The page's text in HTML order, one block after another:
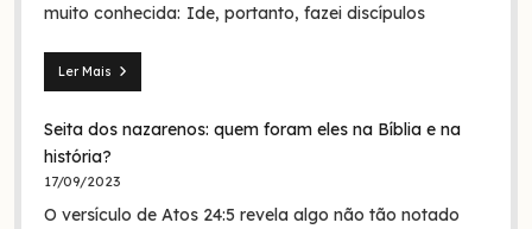
muito conhecida: Ide, portanto, fazei discípulos
Ler Mais
Mateus
O
batismo
de
era
Seita dos nazarenos: quem foram eles na Bíblia e na
história?
17/09/2023
O versículo de Atos 24:5 revela algo não tão notado